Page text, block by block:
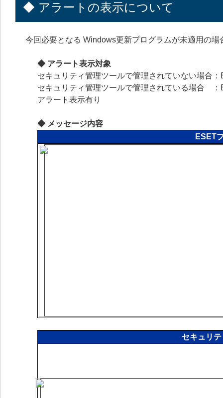
◆ アラートの表示について
今回必要となる Windows更新プログラムが未適用の
◆ アラート表示対象
セキュリティ管理ツールで管理されていない場合
セキュリティ管理ツールで管理されている場合
アラート表示有り
◆ メッセージ内容
ESET
セキュリ